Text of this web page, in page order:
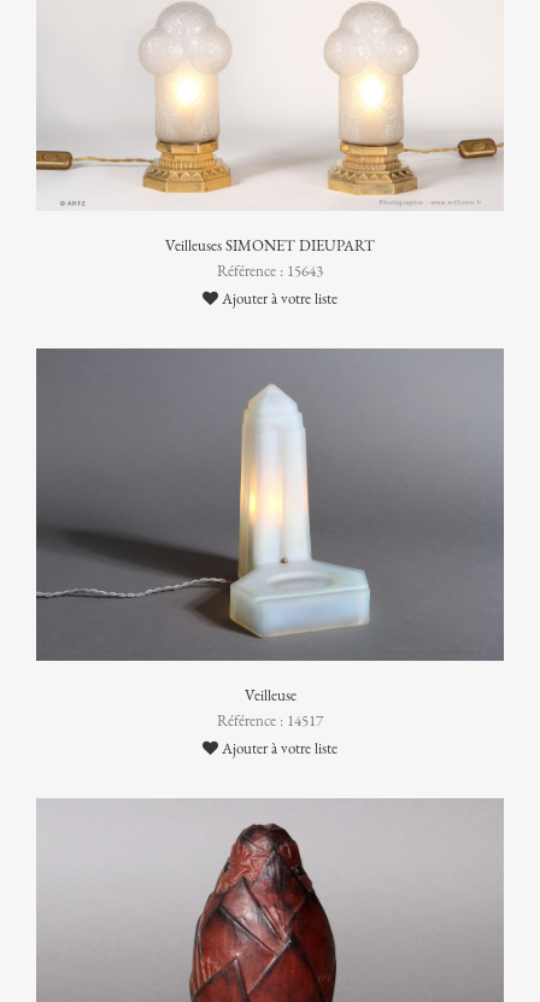
Veilleuses SIMONET DIEUPART
Référence : 15643
Ajouter à votre liste
Veilleuse
Référence : 14517
Ajouter à votre liste